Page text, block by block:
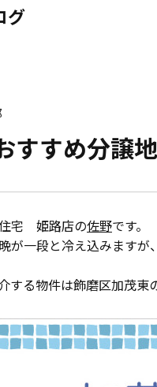
くり
準仕様 和暮-なごみ-
グ
すすめ分譲
宅 姫路店の佐野です。
が一段と冷え込みますが
する物件は飾磨区加茂東